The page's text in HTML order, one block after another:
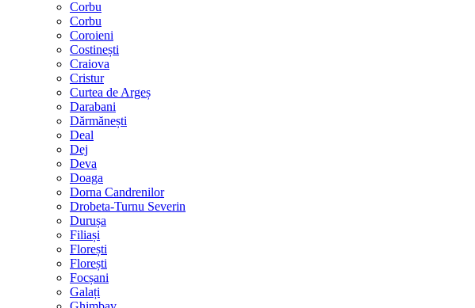
Corbu
Corbu
Coroieni
Costinești
Craiova
Cristur
Curtea de Argeș
Darabani
Dărmănești
Deal
Dej
Deva
Doaga
Dorna Candrenilor
Drobeta-Turnu Severin
Durușa
Filiași
Florești
Florești
Focșani
Galați